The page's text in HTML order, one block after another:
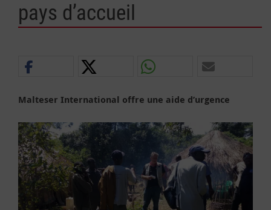
pays d’accueil
Malteser International offre une aide d’urgence